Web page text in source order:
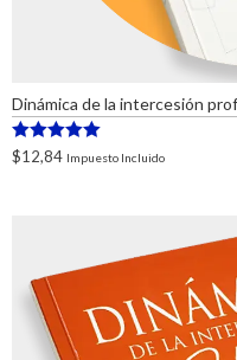
Dinámica de la intercesión
Valorado en
$12,84 Impuesto Incluido